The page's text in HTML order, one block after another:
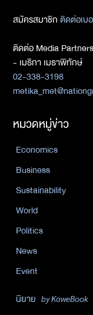
สมัครสมาชิกติดต่อเบ
ติดต่อ Media Partners
- เมธิกา เมธาพิทักษ์
02-338-3198
หมวดหมู่ข่าว
Economics
Business
Sustainability
World
Politics
News
Event
นิยาย by KaweBook